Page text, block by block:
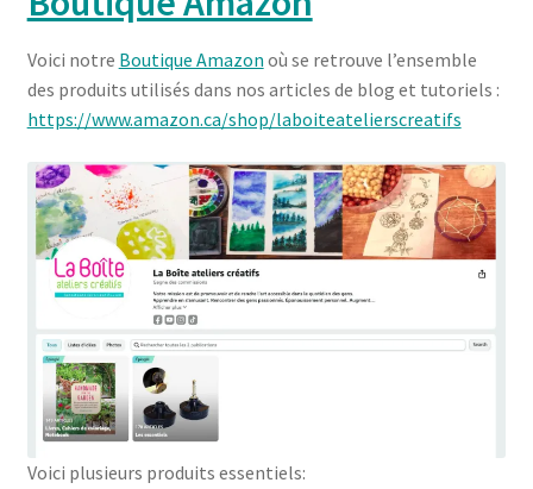
Voici notre Boutique Amazon où se retrouve l’ensemble
des produits utilisés dans nos articles de blog et tutoriels :
https://www.amazon.ca/shop/laboiteatelierscreatifs
Voici plusieurs produits essentiels: